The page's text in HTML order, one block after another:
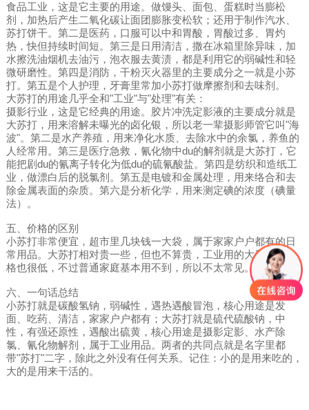
食品工业，这是它主要的用途。做馒头、面包、蛋糕时当膨松
剂，加热后产生二氧化碳让面团膨胀变松软；还用于制作汽水、
苏打饼干。第二是医药，口服可以中和胃酸，胃酸过多、胃灼
热，快但持续时间短。第三是日用清洁，撒在冰箱里除异味，加
水擦洗油烟机去油污，泡衣服去黄渍，都是利用它的弱碱性和轻
微研磨性。第四是消防，干粉灭火器里的主要成分之一就是小苏
打。第五是个人护理，牙膏里常加小苏打做摩擦剂和去味剂。
大苏打的用途几乎全和"工业"与"处理"有关：
摄影行业，这是它经典的用途。胶片冲洗定影液的主要成分就是
大苏打，用来溶解未曝光的卤化银，所以老一辈摄影师管它叫"海
波"。第二是水产养殖，用来净化水质、去除水中的余氯，养鱼的
人经常用。第三是医疗急救，氰化物中du的解剂就是大苏打，它
能把剧du的氰离子转化为低du的硫氰酸盐。第四是纺织和造纸工
业，做漂白后的脱氯剂。第五是电镀和金属处理，用来络合和去
除金属表面的杂质。第六是分析化学，用来测定碘的浓度（碘量
法）。
五、价格的区别
小苏打非常便宜，超市里几块钱一大袋，属于家家户户都有的日
常用品。大苏打相对贵一些，但也不算贵，工业用的大量采购价
格也很低，不过普通家庭基本用不到，所以不太常见。
六、一句话总结
小苏打就是碳酸氢钠，弱碱性，遇热遇酸冒泡，核心用途是发
面、吃药、清洁，家家户户都有；大苏打就是硫代硫酸钠，中
性，有强还原性，遇酸出硫黄，核心用途是摄影定影、水产除
氯、氰化物解剂，属于工业用品。两者的共同点就是名字里都
带"苏打"二字，除此之外没有任何关系。记住：小的是用来吃的，
大的是用来干活的。